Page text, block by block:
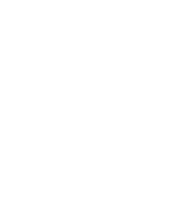
stradale, molti
a freni, elettronica e
punto di contatto tra